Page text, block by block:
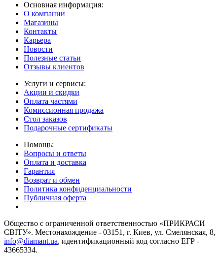
Основная информация:
О компании
Магазины
Контакты
Карьера
Новости
Полезные статьи
Отзывы клиентов
Услуги и сервисы:
Акции и скидки
Оплата частями
Комиссионная продажа
Стол заказов
Подарочные сертификаты
Помощь:
Вопросы и ответы
Оплата и доставка
Гарантия
Возврат и обмен
Политика конфиденциальности
Публичная оферта
Общество с ограниченной ответственностью «ПРИКРАСИ
СВІТУ». Местонахождение - 03151, г. Киев, ул. Смелянская, 8,
info@diamant.ua, идентификационный код согласно ЕГР -
43665334.